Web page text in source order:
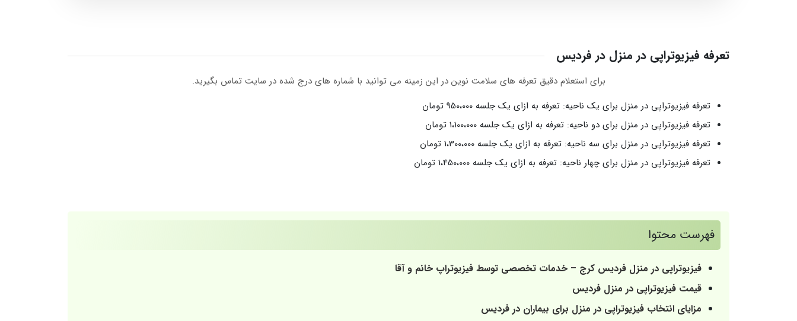
تعرفه فیزیوتراپی در منزل در فردیس
برای استعلام دقیق تعرفه های سلامت نوین در این زمینه می توانید با شماره های درج شده در سایت تماس بگیرید.
تعرفه فیزیوتراپی در منزل برای یک ناحیه: تعرفه به ازای یک جلسه 950،000 تومان
تعرفه فیزیوتراپی در منزل برای دو ناحیه: تعرفه به ازای یک جلسه 1،100،000 تومان
تعرفه فیزیوتراپی در منزل برای سه ناحیه: تعرفه به ازای یک جلسه 1،300،000 تومان
تعرفه فیزیوتراپی در منزل برای چهار ناحیه: تعرفه به ازای یک جلسه 1،450،000 تومان
فهرست محتوا
فیزیوتراپی در منزل فردیس کرج – خدمات تخصصی توسط فیزیوتراپ خانم و آقا
قیمت فیزیوتراپی در منزل فردیس
مزایای انتخاب فیزیوتراپی در منزل برای بیماران در فردیس